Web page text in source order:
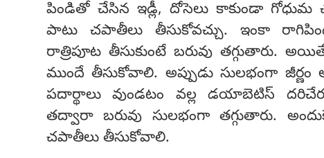
పిండితో చేసిన ఇడ్లీ, దోసెలు కాకుండా
పాటు చపాతీలు తీసుకోవచ్చు. ఇంకా
రాత్రిపూట తీసుకుంటే బరువు తగ్గుతారు.
ముందే తీసుకోవాలి. అప్పుడు సులభంగా
పదార్థాలు వుండటం వల్ల డయాబెటిస్
తద్వారా బరువు సులభంగా తగ్గుతారు.
చపాతీలు తీసుకోవాలి.